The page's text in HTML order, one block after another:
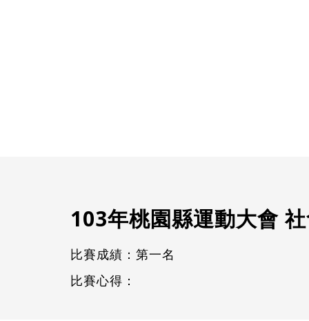
103年桃園縣運動大會
比賽成績：第一名
比賽心得：